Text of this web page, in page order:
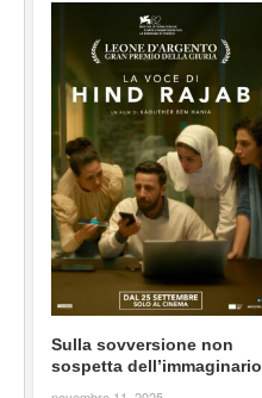
Sulla sovversione non
sospetta dell’immaginario